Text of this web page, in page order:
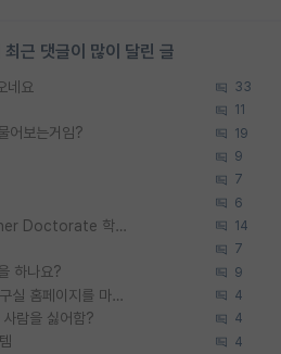
근 댓글이 많이 달린 글
네요 33
11
어보는거임? 19
9
7
6
우리나라도 학구 열풍보면 Higher Doctorate 학위가 필요하다고 봅니다. 14
7
하나요? 9
카이스트 교수님들 중에서도 연구실 홈페이지를 마련 안 하신 분들이 계시던데 4
람을 싫어함? 4
4